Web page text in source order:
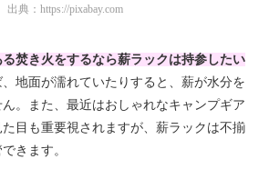
出典： https://pixabay.com
焚き火をするなら薪ラックは持参したい
地面が濡れていたりすると、薪が水分を
。また、最近はおしゃれなキャンプギア
目も重要視されますが、 薪ラックは不揃
できます。